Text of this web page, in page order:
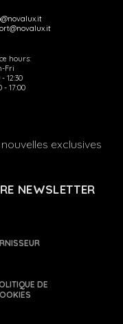
hours:
Fri
- 12:30
- 17:00
exclusives
NEWSLETTER
DE